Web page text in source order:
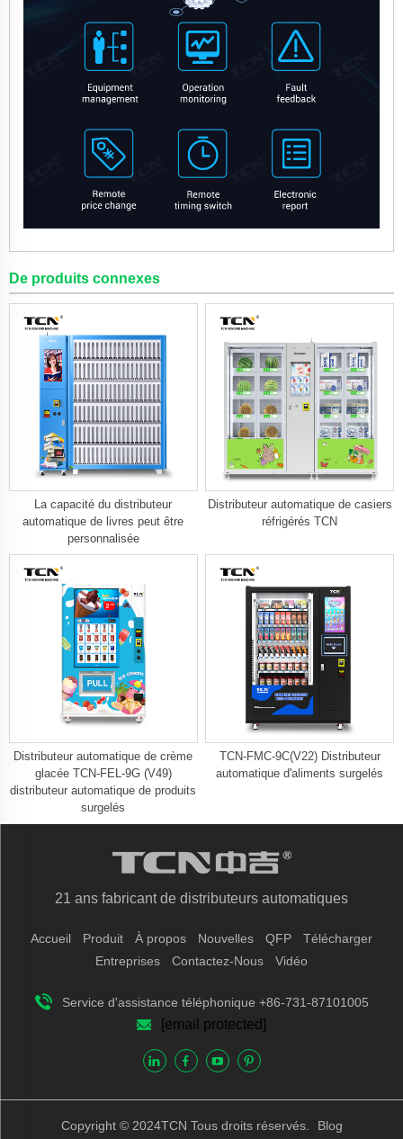
De produits connexes
La capacité du distributeur
automatique de livres peut être
personnalisée
Distributeur automatique de casiers
réfrigérés TCN
Distributeur automatique de crème
glacée TCN-FEL-9G (V49)
distributeur automatique de produits
surgelés
TCN-FMC-9C(V22) Distributeur
automatique d'aliments surgelés
21 ans fabricant de distributeurs automatiques
Accueil Produit À propos Nouvelles QFP
Télécharger
Entreprises
Contactez-Nous Vidéo
Service d'assistance téléphonique +86-731-87101005
[email protected]
Copyright © 2024TCN Tous droits réservés. Blog